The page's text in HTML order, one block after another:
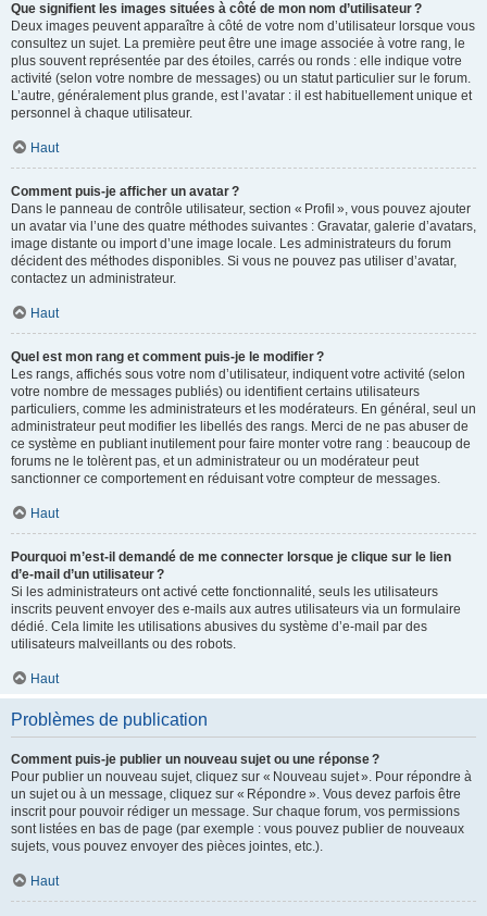
Que signifient les images situées à côté de mon nom d’utilisateur ?
Deux images peuvent apparaître à côté de votre nom d’utilisateur lorsque vous
consultez un sujet. La première peut être une image associée à votre rang, le
plus souvent représentée par des étoiles, carrés ou ronds : elle indique votre
activité (selon votre nombre de messages) ou un statut particulier sur le forum.
L’autre, généralement plus grande, est l’avatar : il est habituellement unique et
personnel à chaque utilisateur.
Haut
Comment puis-je afficher un avatar ?
Dans le panneau de contrôle utilisateur, section « Profil », vous pouvez ajouter
un avatar via l’une des quatre méthodes suivantes : Gravatar, galerie d’avatars,
image distante ou import d’une image locale. Les administrateurs du forum
décident des méthodes disponibles. Si vous ne pouvez pas utiliser d’avatar,
contactez un administrateur.
Haut
Quel est mon rang et comment puis-je le modifier ?
Les rangs, affichés sous votre nom d’utilisateur, indiquent votre activité (selon
votre nombre de messages publiés) ou identifient certains utilisateurs
particuliers, comme les administrateurs et les modérateurs. En général, seul un
administrateur peut modifier les libellés des rangs. Merci de ne pas abuser de
ce système en publiant inutilement pour faire monter votre rang : beaucoup de
forums ne le tolèrent pas, et un administrateur ou un modérateur peut
sanctionner ce comportement en réduisant votre compteur de messages.
Haut
Pourquoi m’est-il demandé de me connecter lorsque je clique sur le lien
d’e-mail d’un utilisateur ?
Si les administrateurs ont activé cette fonctionnalité, seuls les utilisateurs
inscrits peuvent envoyer des e-mails aux autres utilisateurs via un formulaire
dédié. Cela limite les utilisations abusives du système d’e-mail par des
utilisateurs malveillants ou des robots.
Haut
Problèmes de publication
Comment puis-je publier un nouveau sujet ou une réponse ?
Pour publier un nouveau sujet, cliquez sur « Nouveau sujet ». Pour répondre à
un sujet ou à un message, cliquez sur « Répondre ». Vous devez parfois être
inscrit pour pouvoir rédiger un message. Sur chaque forum, vos permissions
sont listées en bas de page (par exemple : vous pouvez publier de nouveaux
sujets, vous pouvez envoyer des pièces jointes, etc.).
Haut